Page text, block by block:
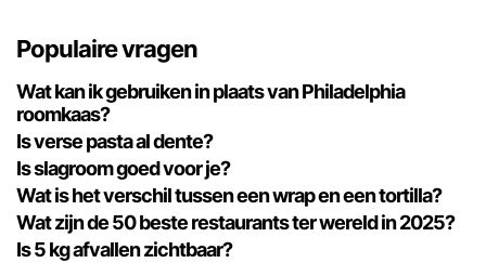
Populaire vragen
Wat kan ik gebruiken in plaats van Philadelphia
roomkaas?
Is verse pasta al dente?
Is slagroom goed voor je?
Wat is het verschil tussen een wrap en een tortilla?
Wat zijn de 50 beste restaurants ter wereld in 2025?
Is 5 kg afvallen zichtbaar?